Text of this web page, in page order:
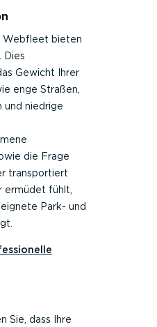
Webfleet bieten
Dies
Gewicht Ihrer
enge Straßen,
und niedrige
die Frage
transportiert
ermüdet fühlt,
Park- und
Sie, dass Ihre